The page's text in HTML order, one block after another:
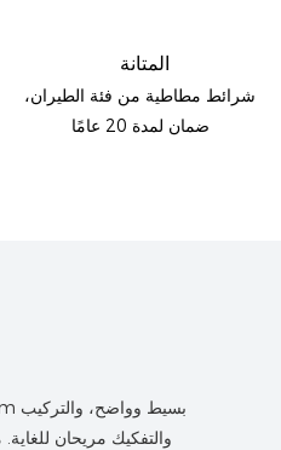
المتانة
شرائط مطاطية من فئة الطيران،
ضمان لمدة 20 عامًا
والتفكيك مريحان